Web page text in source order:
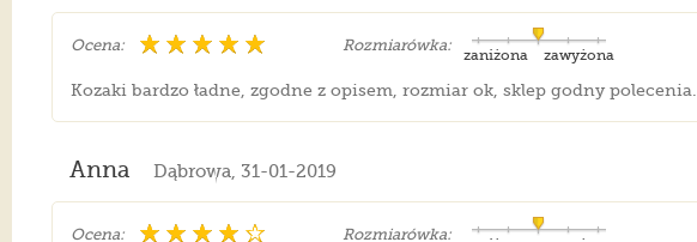
Ocena: Rozmiarówka:
zawyżona
zaniżona
Kozaki bardzo ładne, zgodne z opisem, rozmiar ok, sklep godny polecenia.
Anna Dąbrowa, 31-01-2019
Ocena: Rozmiarówka: